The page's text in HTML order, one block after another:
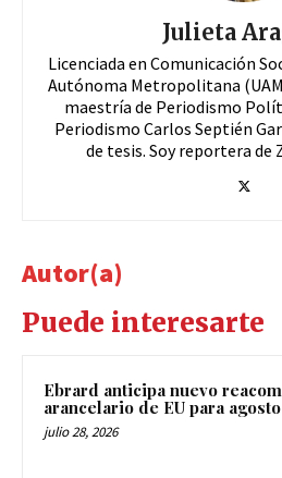
Julieta
Licenciada en Comunicación
Autónoma Metropolitana
maestría de Periodismo
Periodismo Carlos Septién
de tesis. Soy reportera de
Autor(a)
Puede interesarte
Ebrard anticipa nuevo
arancelario de EU para agosto
julio 28, 2026